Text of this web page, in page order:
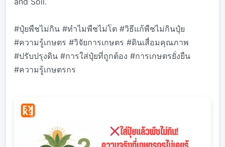
#ปุ๋ยพืชไม่กิน #ทำไมพืชไม่โต #วิธีแก้พืชไม่กินปุ๋ย
#ความรู้เกษตร #วิจัยการเกษตร #ดินเสื่อมคุณภาพ
#ปรับปรุงดิน #การใส่ปุ๋ยที่ถูกต้อง #การเกษตรยั่งยืน
#ความรู้เกษตรกร